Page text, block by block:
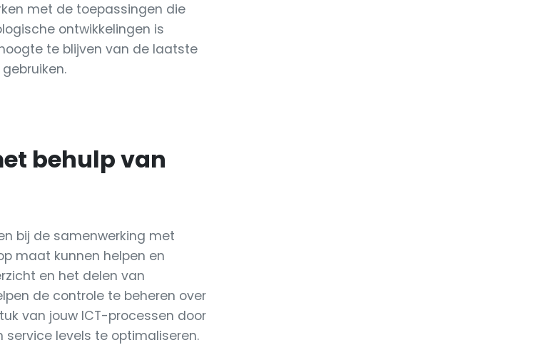
met de toepassingen die
ontwikkelingen is
te blijven van de laatste
behulp van
bij de samenwerking met
maat kunnen helpen en
en het delen van
de controle te beheren over
van jouw ICT-processen door
levels te optimaliseren.